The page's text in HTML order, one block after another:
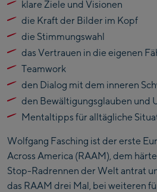
klare Ziele und Visionen
die Kraft der Bilder im Kopf
die Stimmungswahl
das Vertrauen in die eigenen
Teamwork
den Dialog mit dem inneren
den Bewältigungsglauben und
Mentaltipps für alltägliche
Wolfgang Fasching ist der erste
Across America (RAAM), dem
Stop-Radrennen der Welt antrat
das RAAM drei Mal, bei weiteren